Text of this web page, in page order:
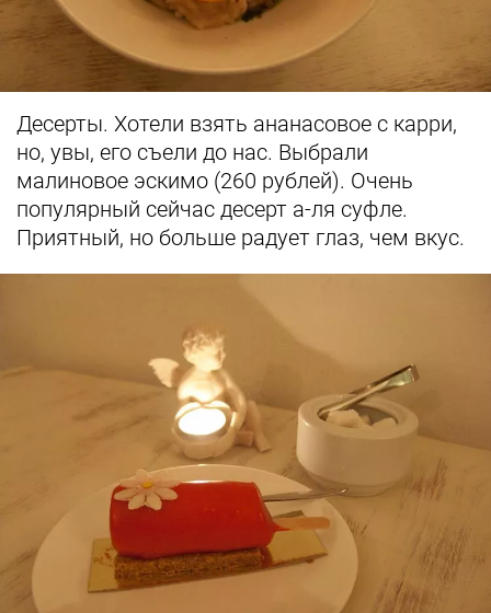
Десерты. Хотели взять ананасовое с карри,
но, увы, его съели до нас. Выбрали
малиновое эскимо (260 рублей). Очень
популярный сейчас десерт а-ля суфле.
Приятный, но больше радует глаз, чем вкус.